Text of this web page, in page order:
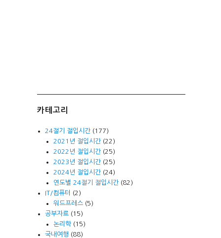
카테고리
24절기 절입시간 (177)
2021년 절입시간(22)
2022년 절입시간(25)
2023년 절입시간(25)
2024년 절입시간(24)
연도별 24절기 절입시간(82)
IT/컴퓨터
(2)
워드프레스(5)
공부자료 (15)
논리학(15)
국내여행 (88)